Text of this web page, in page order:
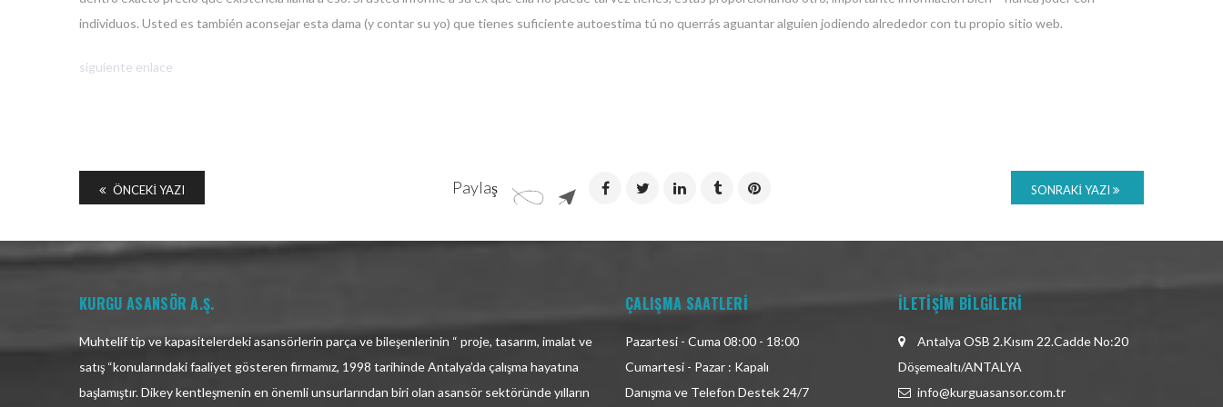
individuos. Usted es también aconsejar esta dama (y contar su yo) que tienes suficiente autoestima tú no querrás aguantar alguien jodiendo alrededor con tu propio sitio web.
siguiente enlace
Paylaş
ÖNCEKI YAZI SONRAKI YAZI
KURGU ASANSÖR A.Ş.
Muhtelif tip ve kapasitelerdeki asansörlerin parça ve bileşenlerinin “ proje, tasarım, imalat ve
satış “konularındaki faaliyet gösteren firmamız, 1998 tarihinde Antalya’da çalışma hayatına
başlamıştır. Dikey kentleşmenin en önemli unsurlarından biri olan asansör sektöründe yılların
ÇALIŞMA SAATLERİ
Pazartesi - Cuma 08:00 - 18:00
Cumartesi - Pazar : Kapalı
Danışma ve Telefon Destek 24/7
İLETİŞİM BİLGİLERİ
Antalya OSB 2.Kısım 22.Cadde No:20
Döşemealtı/ANTALYA
info@kurguasansor.com.tr